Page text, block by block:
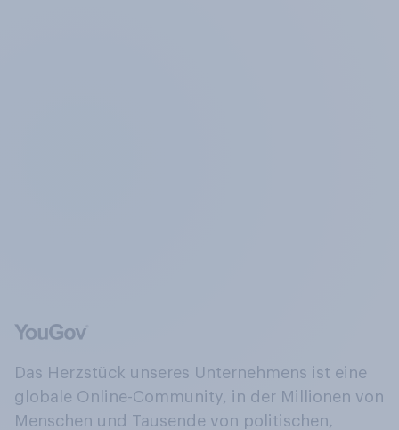
Das Herzstück unseres Unternehmens ist eine
globale Online-Community, in der Millionen von
Menschen und Tausende von politischen,